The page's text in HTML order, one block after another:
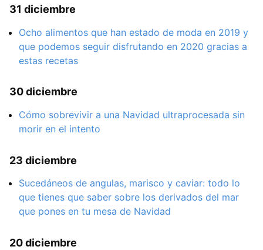
31 diciembre
Ocho alimentos que han estado de moda en 2019 y
que podemos seguir disfrutando en 2020 gracias a
estas recetas
30 diciembre
Cómo sobrevivir a una Navidad ultraprocesada sin
morir en el intento
23 diciembre
Sucedáneos de angulas, marisco y caviar: todo lo
que tienes que saber sobre los derivados del mar
que pones en tu mesa de Navidad
20 diciembre